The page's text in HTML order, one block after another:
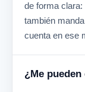
de forma
también
cuenta en ese
¿Me